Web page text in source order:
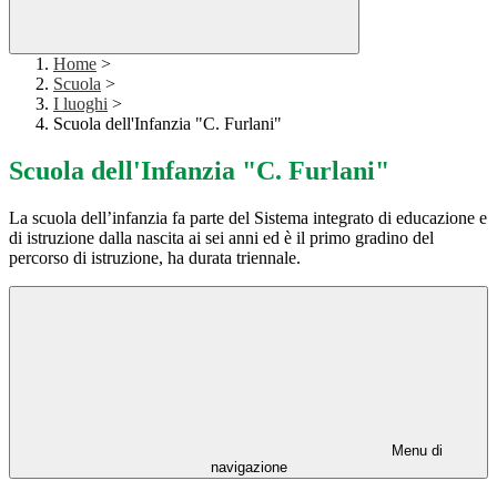
Home >
Scuola >
I luoghi >
Scuola dell'Infanzia "C. Furlani"
Scuola dell'Infanzia "C. Furlani"
La scuola dell’infanzia fa parte del Sistema integrato di educazione e
di istruzione dalla nascita ai sei anni ed è il primo gradino del
percorso di istruzione, ha durata triennale.
Menu di
navigazione